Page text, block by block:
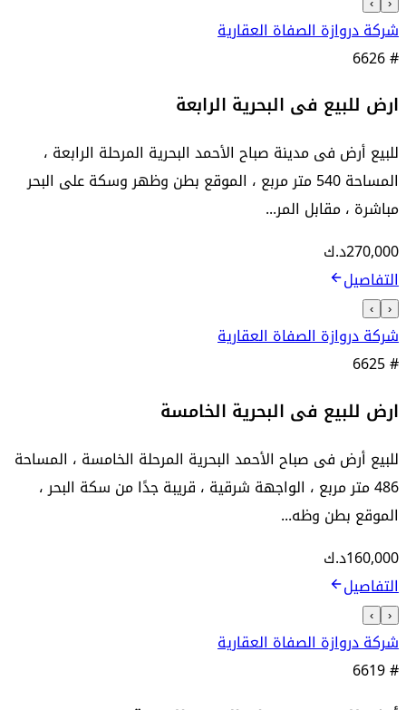
‹
›
شركة دروازة الصفاة العقارية
6626#
ارض للبيع فى البحرية الرابعة
للبيع أرض فى مدينة صباح الأحمد البحرية المرحلة الرابعة ،
المساحة 540 متر مربع ، الموقع بطن وظهر وسكة على البحر
مباشرة ، مقابل المر...
270,000د.ك
التفاصيل
‹
›
شركة دروازة الصفاة العقارية
6625#
ارض للبيع فى البحرية الخامسة
للبيع أرض فى صباح الأحمد البحرية المرحلة الخامسة ، المساحة
486 متر مربع ، الواجهة شرقية ، قريبة جدًا من سكة البحر ،
الموقع بطن وظه...
160,000د.ك
التفاصيل
‹
›
شركة دروازة الصفاة العقارية
6619#